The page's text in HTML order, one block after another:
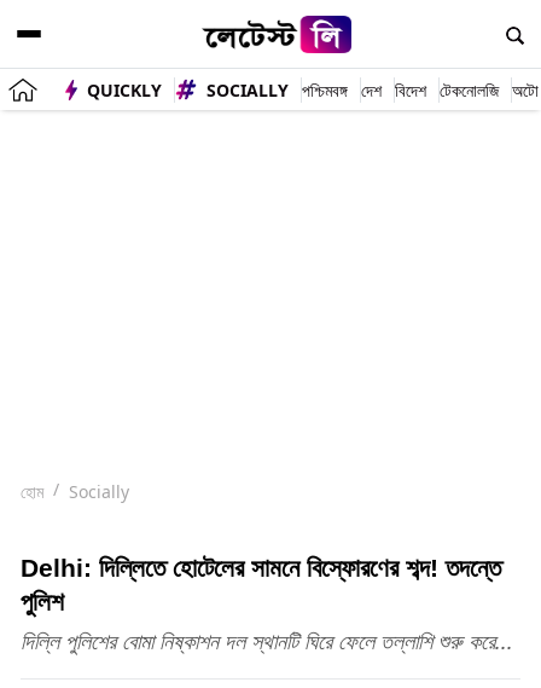
QUICKLY SOCIALLY পশ্চিমবঙ্গ দেশ বিদেশ টেকনোলজি অটো
হোম Socially
Delhi: দিল্লিতে হোটেলের সামনে বিস্ফোরণের শব্দ! তদন্তে
পুলিশ
দিল্লি পুলিশের বোমা নিষ্কাশন দল স্থানটি ঘিরে ফেলে তল্লাশি শুরু করে...